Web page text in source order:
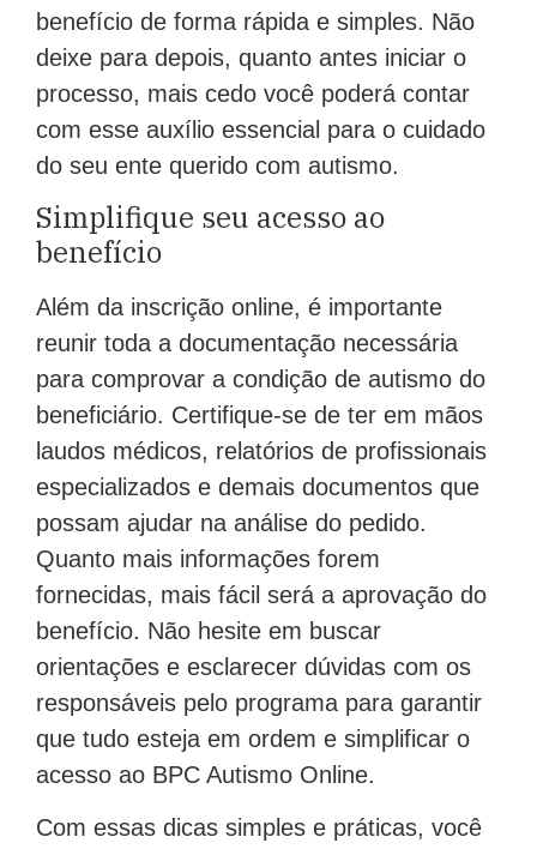
benefício de forma rápida e simples. Não
deixe para depois, quanto antes iniciar o
processo, mais cedo você poderá contar
com esse auxílio essencial para o cuidado
do seu ente querido com autismo.
Simplifique seu acesso ao
benefício
Além da inscrição online, é importante
reunir toda a documentação necessária
para comprovar a condição de autismo do
beneficiário. Certifique-se de ter em mãos
laudos médicos, relatórios de profissionais
especializados e demais documentos que
possam ajudar na análise do pedido.
Quanto mais informações forem
fornecidas, mais fácil será a aprovação do
benefício. Não hesite em buscar
orientações e esclarecer dúvidas com os
responsáveis pelo programa para garantir
que tudo esteja em ordem e simplificar o
acesso ao BPC Autismo Online.
Com essas dicas simples e práticas, você